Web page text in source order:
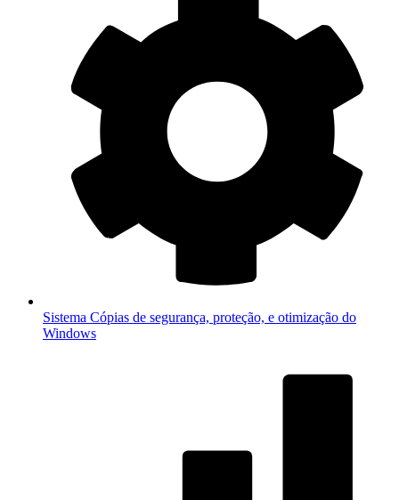
Sistema Cópias de segurança, proteção, e otimização do
Windows